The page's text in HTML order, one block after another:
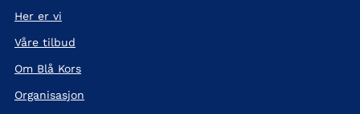
Her er vi
Våre tilbud
Om Blå Kors
Organisasjon